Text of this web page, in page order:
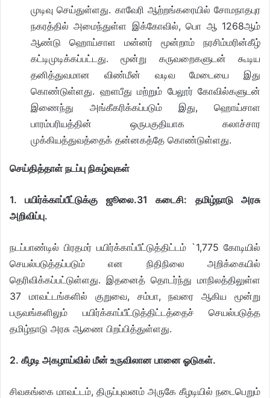
முடிவு செய்துள்ளது. காவேரி ஆற்றங்கரையில் சோமநாதபுர
நகரத்தில் அமைந்துள்ள இக்கோவில், பொ ஆ 1268ஆம்
ஆண்டு ஹொய்சாள மன்னர் மூன்றாம் நரசிம்மரின்கீழ்
கட்டிமுடிக்கப்பட்டது. மூன்று கருவறைகளுடன் கூடிய
தனித்துவமான விண்மீன் வடிவ மேடையை இது
கொண்டுள்ளது. ஹளபீது மற்றும் பேலூர் கோவில்களுடன்
இணைந்து அங்கீகரிக்கப்படும் இது, ஹொய்சாள
பாரம்பரியத்தின் ஒருபகுதியாக கலாச்சார
முக்கியத்துவத்தைக் தன்னகத்தே கொண்டுள்ளது.
செய்தித்தாள் நடப்பு நிகழ்வுகள்
1. பயிர்க்காப்பீட்டுக்கு ஜூலை.31 கடைசி: தமிழ்நாடு அரசு
அறிவிப்பு.
நடப்பாண்டில் பிரதமர் பயிர்க்காப்பீட்டுத்திட்டம் `1,775 கோடியில்
செயல்படுத்தப்படும் என நிதிநிலை அறிக்கையில்
தெரிவிக்கப்பட்டுள்ளது. இதனைத் தொடர்ந்து மாநிலத்திலுள்ள
37 மாவட்டங்களில் குறுவை, சம்பா, நவரை ஆகிய மூன்று
பருவங்களிலும் பயிர்க்காப்பீட்டுத்திட்டத்தைச் செயல்படுத்த
தமிழ்நாடு அரசு ஆணை பிறப்பித்துள்ளது.
2. கீழடி அகழாய்வில் மீன் உருவிலான பானை ஓடுகள்.
சிவகங்கை மாவட்டம், திருப்புவனம் அருகே கீழடியில் நடைபெறும்